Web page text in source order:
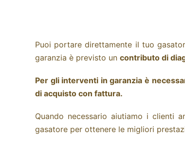
Puoi portare direttamente il tuo
garanzia è previsto un contributo di
Per gli interventi in garanzia è
di acquisto con fattura.
Quando necessario aiutiamo i clienti
gasatore per ottenere le migliori